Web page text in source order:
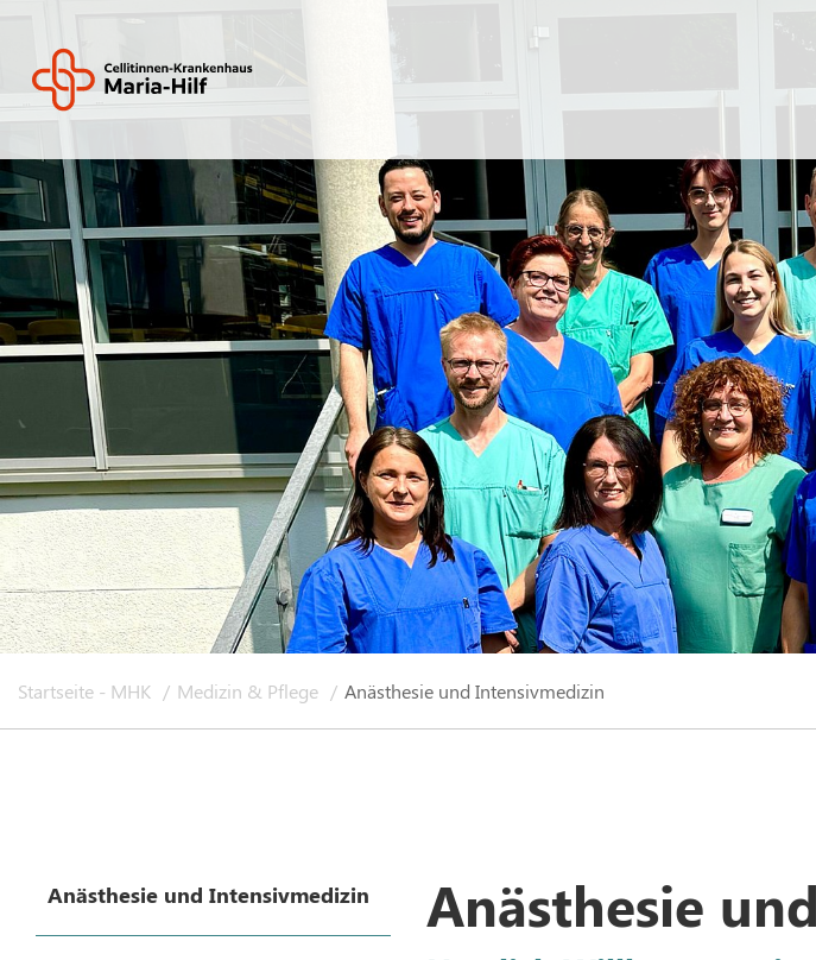
Startseite - MHK Medizin & Pflege Anästhesie und Intensivmedizin
Anästhesie und Intensivmedizin Anästhesie